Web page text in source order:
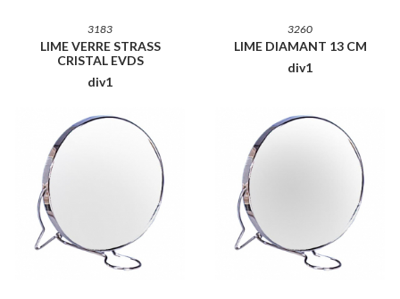
3183
LIME VERRE STRASS
CRISTAL EVDS
div1
3260
LIME DIAMANT 13 CM
div1